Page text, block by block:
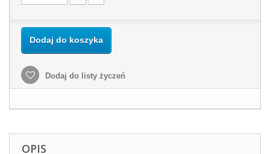
Dodaj do koszyka
Dodaj do listy życzeń
OPIS